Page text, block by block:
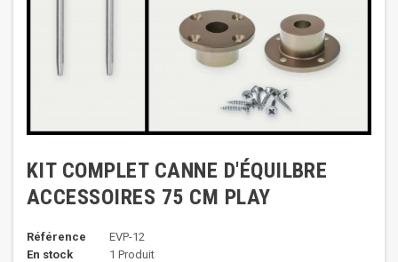
KIT COMPLET CANNE D'ÉQUILBRE
ACCESSOIRES 75 CM PLAY
Référence
EVP-12
En stock
1 Produit